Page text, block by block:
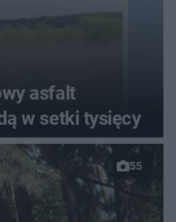
asfalt
w setki tysięcy
55